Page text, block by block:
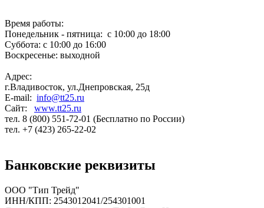
Время работы:
Понедельник - пятница: с 10:00 до 18:00
Суббота: с 10:00 до 16:00
Воскресенье: выходной
Адрес:
г.Владивосток, ул.Днепровская, 25д
E-mail: info@tt25.ru
Сайт: www.tt25.ru
тел. 8 (800) 551-72-01 (Бесплатно по России)
тел. +7 (423) 265-22-02
Банковские реквизиты
ООО "Тип Трейд"
ИНН/КПП: 2543012041/254301001